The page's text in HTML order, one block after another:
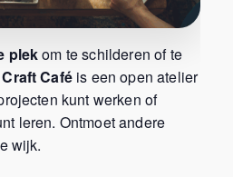
plekom te schilderen of te
Caféis een open atelier
kunt werken of
leren. Ontmoet andere
wijk.